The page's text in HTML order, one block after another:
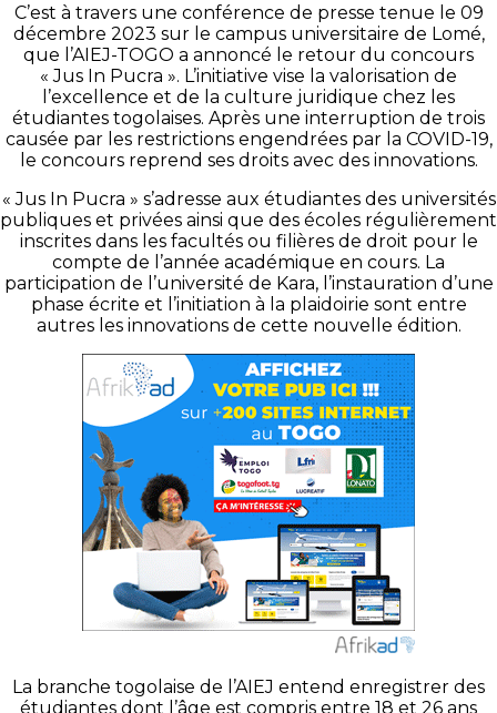
C’est à travers une conférence de presse tenue le 09
décembre 2023 sur le campus universitaire de Lomé,
que l’AIEJ-TOGO a annoncé le retour du concours
« Jus In Pucra ». L’initiative vise la valorisation de
l’excellence et de la culture juridique chez les
étudiantes togolaises. Après une interruption de trois
causée par les restrictions engendrées par la COVID-19,
le concours reprend ses droits avec des innovations.
« Jus In Pucra » s’adresse aux étudiantes des universités
publiques et privées ainsi que des écoles régulièrement
inscrites dans les facultés ou filières de droit pour le
compte de l’année académique en cours. La
participation de l’université de Kara, l’instauration d’une
phase écrite et l’initiation à la plaidoirie sont entre
autres les innovations de cette nouvelle édition.
La branche togolaise de l’AIEJ entend enregistrer des
étudiantes dont l’âge est compris entre 18 et 26 ans